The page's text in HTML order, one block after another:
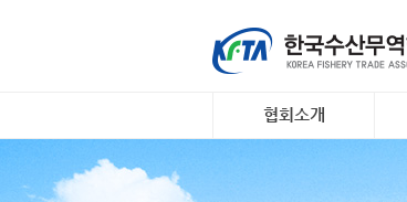
협회소개